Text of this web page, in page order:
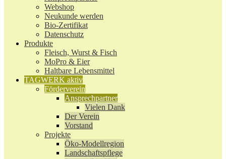
Webshop
Neukunde werden
Bio-Zertifikat
Datenschutz
Produkte
Fleisch, Wurst & Fisch
MoPro & Eier
Haltbare Lebensmittel
TAGWERK aktiv
Förderverein
Ansprechpartner
Vielen Dank
Der Verein
Vorstand
Projekte
Öko-Modellregion
Landschaftspflege